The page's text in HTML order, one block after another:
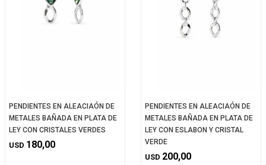
PENDIENTES EN ALEACIAÓN DE
METALES BAÑADA EN PLATA DE
LEY CON CRISTALES VERDES
USD 180,00
PENDIENTES EN ALEACIAÓN DE
METALES BAÑADA EN PLATA DE
LEY CON ESLABON Y CRISTAL
VERDE
USD 200,00